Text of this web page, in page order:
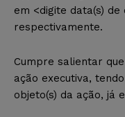
em <digite data(s) de
respectivamente.
Cumpre salientar
ação executiva,
objeto(s) da ação, já